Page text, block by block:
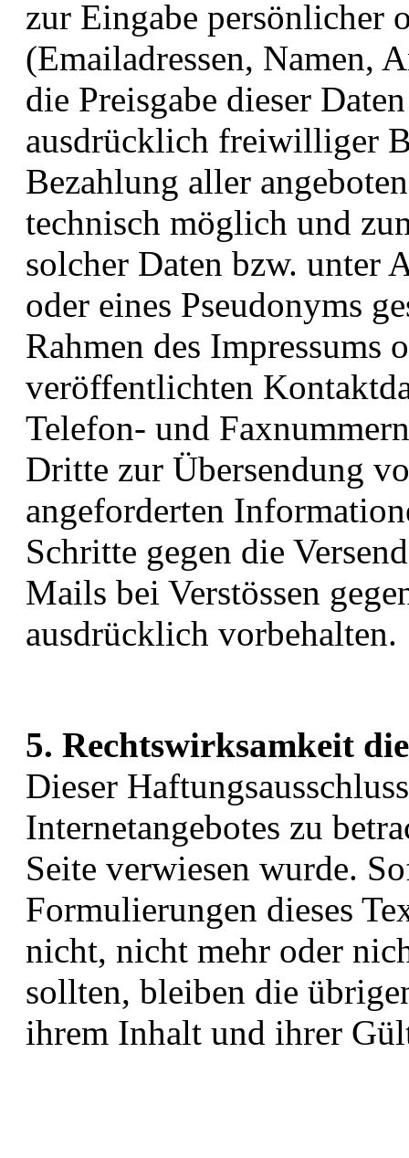
zur Eingabe persönlicher
(Emailadressen, Namen,
die Preisgabe dieser
ausdrücklich freiwilliger
Bezahlung aller
technisch möglich und
solcher Daten bzw. unter
oder eines Pseudonyms
Rahmen des Impressums
veröffentlichten
Telefon- und
Dritte zur Übersendung
angeforderten
Schritte gegen die
Mails bei Verstössen
ausdrücklich vorbehalten.
5. Rechtswirksamkeit
Dieser
Internetangebotes zu
Seite verwiesen wurde.
Formulierungen dieses
nicht, nicht mehr oder
sollten, bleiben die
ihrem Inhalt und ihrer